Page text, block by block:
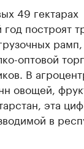
49 гектарах
построят
оптовой
В
овощей,
эта
в